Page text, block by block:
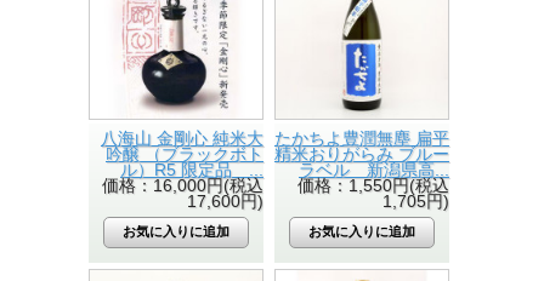
八海山 金剛心 純米大
吟醸 （ブラックボト
ル）R5 限定品 ...
価格：16,000円(税込
17,600円)
たかちよ豊潤無塵 扁平
精米おりがらみ ブルー
ラベル 新潟県高...
価格：1,550円(税込
1,705円)